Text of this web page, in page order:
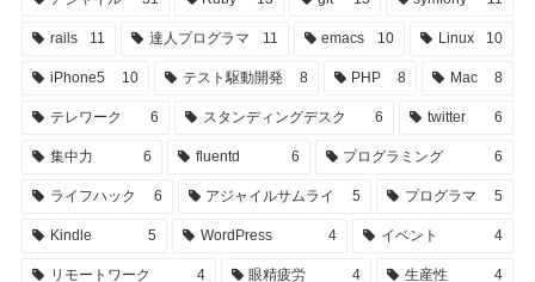
rails 11 達人プログラマ 11 emacs 10 Linux 10
iPhone5 10 テスト駆動開発 8 PHP 8 Mac 8
テレワーク 6 スタンディングデスク 6 twitter 6
集中力 6 fluentd 6 プログラミング 6
ライフハック 6 アジャイルサムライ 5 プログラマ 5
Kindle 5 WordPress 4 イベント 4
リモートワーク 4 眼精疲労 4 生産性 4